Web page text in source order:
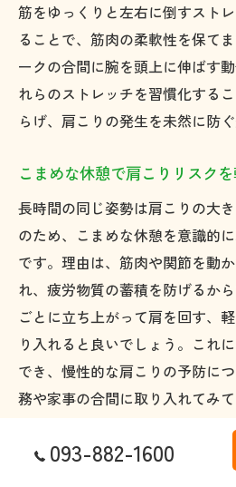
筋をゆっくりと左右に倒すスト
ることで、筋肉の柔軟性を保て
ークの合間に腕を頭上に伸ばす
れらのストレッチを習慣化する
らげ、肩こりの発生を未然に防
こまめな休憩で肩こりリスク
長時間の同じ姿勢は肩こりの大
のため、こまめな休憩を意識的
です。理由は、筋肉や関節を動
れ、疲労物質の蓄積を防げるか
ごとに立ち上がって肩を回す、
り入れると良いでしょう。これ
でき、慢性的な肩こりの予防に
務や家事の合間に取り入れてみて
バランスの良い食生活が肩こ
093-882-1600